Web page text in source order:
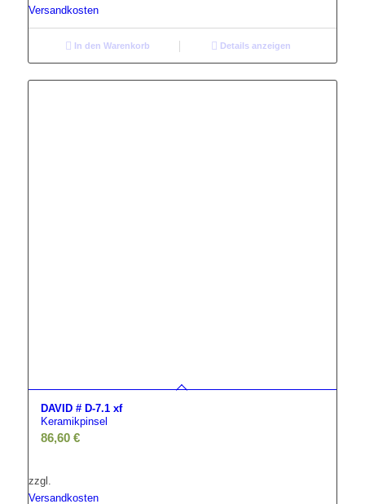
Versandkosten
In den Warenkorb Details anzeigen
DAVID # D-7.1 xf
Keramikpinsel
86,60 €
zzgl.
Versandkosten